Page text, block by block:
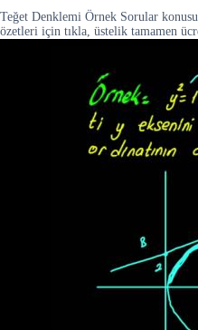
Teğet Denklemi Örnek Sorular
özetleri için tıkla, üstelik tamamen